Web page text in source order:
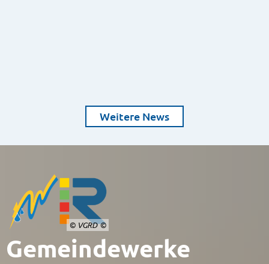
Weitere News
© VGRD
Gemeindewerke